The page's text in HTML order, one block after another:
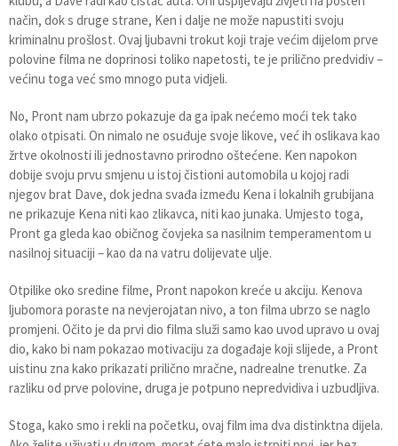
način, dok s druge strane, Ken i dalje ne može napustiti svoju
kriminalnu prošlost. Ovaj ljubavni trokut koji traje većim dijelom prve
polovine filma ne doprinosi toliko napetosti, te je prilično predvidiv –
većinu toga već smo mnogo puta vidjeli.
No, Pront nam ubrzo pokazuje da ga ipak nećemo moći tek tako
olako otpisati. On nimalo ne osuđuje svoje likove, već ih oslikava kao
žrtve okolnosti ili jednostavno prirodno oštećene. Ken napokon
dobije svoju prvu smjenu u istoj čistioni automobila u kojoj radi
njegov brat Dave, dok jedna svađa između Kena i lokalnih grubijana
ne prikazuje Kena niti kao zlikavca, niti kao junaka. Umjesto toga,
Pront ga gleda kao običnog čovjeka sa nasilnim temperamentom u
nasilnoj situaciji – kao da na vatru dolijevate ulje.
Otpilike oko sredine filme, Pront napokon kreće u akciju. Kenova
ljubomora poraste na nevjerojatan nivo, a ton filma ubrzo se naglo
promjeni. Očito je da prvi dio filma služi samo kao uvod upravo u ovaj
dio, kako bi nam pokazao motivaciju za događaje koji slijede, a Pront
uistinu zna kako prikazati prilično mračne, nadrealne trenutke. Za
razliku od prve polovine, druga je potpuno nepredvidiva i uzbudljiva.
Stoga, kako smo i rekli na početku, ovaj film ima dva distinktna dijela.